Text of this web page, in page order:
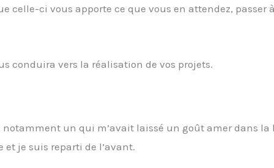
celle-ci vous apporte ce que vous en attendez, passer
conduira vers la réalisation de vos projets.
notamment un qui m’avait laissé un goût amer dans la
je suis reparti de l’avant.